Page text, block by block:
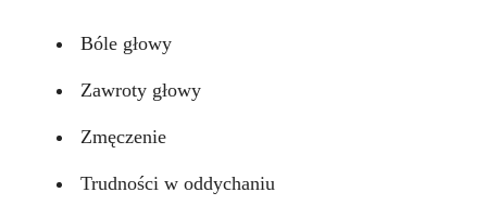
Bóle głowy
Zawroty głowy
Zmęczenie
Trudności w oddychaniu